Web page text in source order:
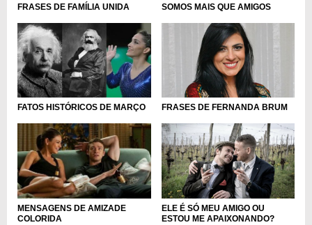
FRASES DE FAMÍLIA UNIDA SOMOS MAIS QUE AMIGOS
FATOS HISTÓRICOS DE MARÇO FRASES DE FERNANDA BRUM
MENSAGENS DE AMIZADE
COLORIDA
ELE É SÓ MEU AMIGO OU
ESTOU ME APAIXONANDO?